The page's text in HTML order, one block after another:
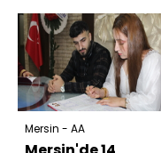
Mersin - AA